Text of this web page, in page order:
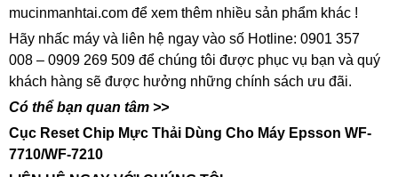
mucinmanhtai.com để xem thêm nhiều sản phẩm khác !
Hãy nhấc máy và liên hệ ngay vào số Hotline: 0901 357
008 – 0909 269 509 để chúng tôi được phục vụ bạn và quý
khách hàng sẽ được hưởng những chính sách ưu đãi.
Có thể bạn quan tâm >>
Cục Reset Chip Mực Thải Dùng Cho Máy Epsson WF-
7710/WF-7210